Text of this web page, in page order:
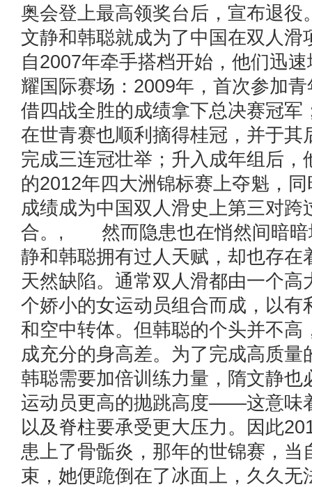
奥会登上最高领奖台后，宣布退役
文静和韩聪就成为了中国在双人滑
自2007年牵手搭档开始，他们迅
耀国际赛场：2009年，首次参加
借四战全胜的成绩拿下总决赛冠军
在世青赛也顺利摘得桂冠，并于其
完成三连冠壮举；升入成年组后，
的2012年四大洲锦标赛上夺魁，
成绩成为中国双人滑史上第三对跨
合。, 然而隐患也在悄然间暗暗
静和韩聪拥有过人天赋，却也存在
天然缺陷。通常双人滑都由一个高
个娇小的女运动员组合而成，以有
和空中转体。但韩聪的个头并不高
成充分的身高差。为了完成高质量
韩聪需要加倍训练力量，隋文静也
运动员更高的抛跳高度——这意味
以及脊柱要承受更大压力。因此
患上了骨骺炎，那年的世锦赛，当
束，她便跪倒在了冰面上，久